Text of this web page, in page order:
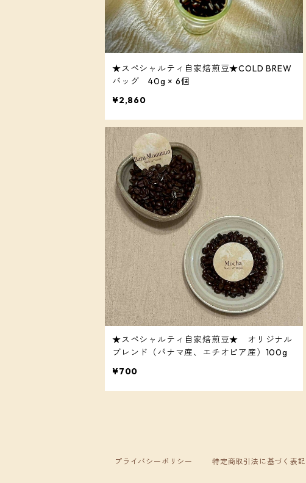
★スペシャルティ自家焙煎豆★COLD BREW
バッグ 40g × 6個
¥2,860
★スペシャルティ自家焙煎豆★ オリジナル
ブレンド（パナマ産、エチオピア産）100g
¥700
プライバシーポリシー 特定商取引法に基づく表記